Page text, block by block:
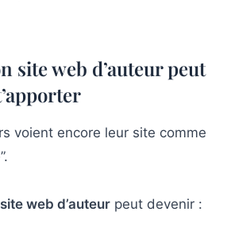
site web d’auteur peut
voient encore leur site comme
site web d’auteur peut devenir :